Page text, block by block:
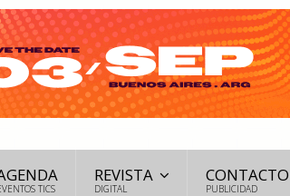
TICS
REVISTA
DIGITAL
CONTACTO
PUBLICIDAD